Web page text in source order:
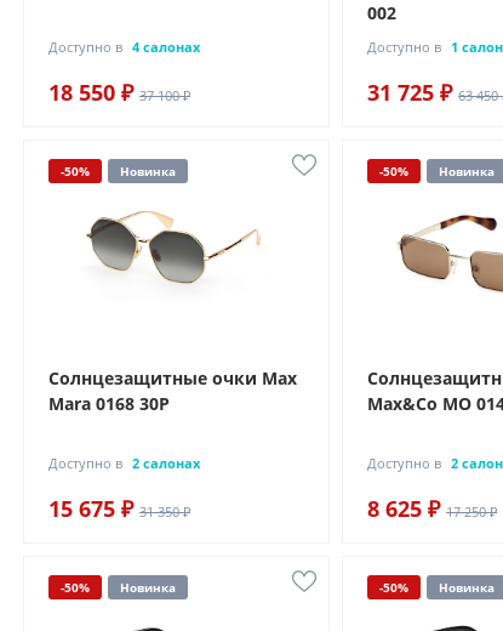
Доступно в 4 салонах
18 550 ₽ 37 100 ₽
002
Доступно в 1
31 725 ₽ 63 450
-50% Новинка
Солнцезащитные очки Max
Mara 0168 30P
Доступно в 2 салонах
15 675 ₽ 31 350 ₽
-50% Новинка
Max&Co MO
Доступно в 2
8 625 ₽ 17 250 ₽
-50% Новинка -50% Новинка